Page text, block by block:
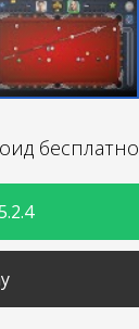
бесплатно